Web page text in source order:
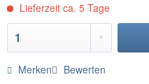
Lieferzeit ca. 5 Tage
Merken Bewerten